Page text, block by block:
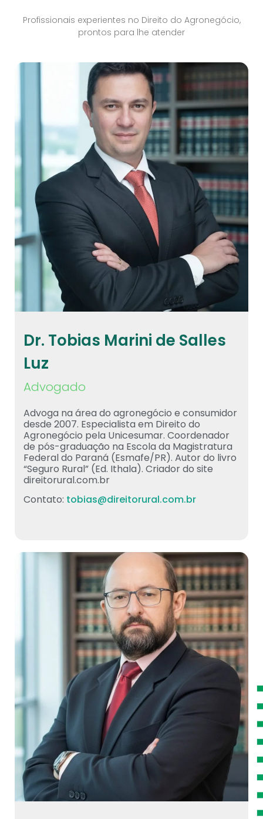
Profissionais experientes no Direito do Agronegócio,
prontos para lhe atender
Dr. Tobias Marini de Salles
Luz
Advogado
Advoga na área do agronegócio e consumidor
desde 2007. Especialista em Direito do
Agronegócio pela Unicesumar. Coordenador
de pós-graduação na Escola da Magistratura
Federal do Paraná (Esmafe/PR). Autor do livro
“Seguro Rural” (Ed. Ithala). Criador do site
direitorural.com.br
Contato: tobias@direitorural.com.br